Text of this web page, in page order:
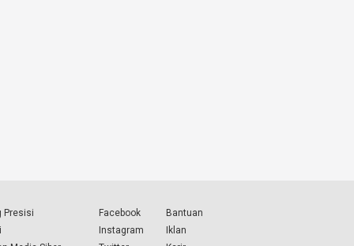
Presisi
Facebook
Instagram
Bantuan
Iklan